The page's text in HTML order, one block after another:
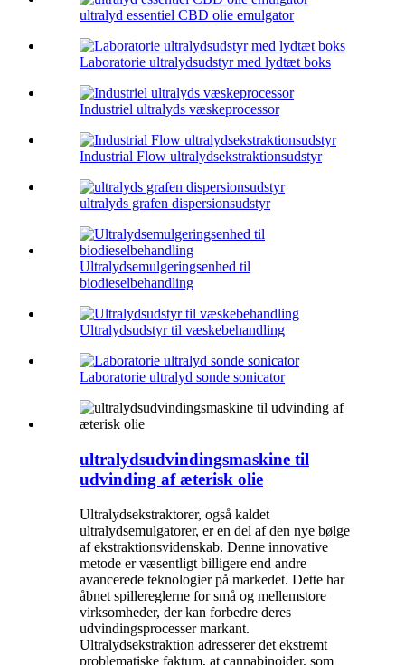
ultralyd essentiel CBD olie emulgator
Laboratorie ultralydsudstyr med lydtæt boks
Industriel ultralyds væskeprocessor
Industrial Flow ultralydsekstraktionsudstyr
ultralyds grafen dispersionsudstyr
Ultralydsemulgeringsenhed til
biodieselbehandling
Ultralydsudstyr til væskebehandling
Laboratorie ultralyd sonde sonicator
ultralydsudvindingsmaskine til
udvinding af æterisk olie
Ultralydsekstraktorer, også kaldet
ultralydsemulgatorer, er en del af den nye bølge
af ekstraktionsvidenskab. Denne innovative
metode er væsentligt billigere end andre
avancerede teknologier på markedet. Dette har
åbnet spillereglerne for små og mellemstore
virksomheder, der kan forbedre deres
udvindingsprocesser markant.
Ultralydsekstraktion adresserer det ekstremt
problematiske faktum, at cannabinoider, som